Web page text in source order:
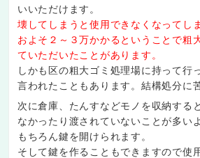
いいただけます。
壊してしまうと使用できなくなってし
およそ２～３万かかるということで粗
ていただいたことがあります。
しかも区の粗大ゴミ処理場に持って行
言われたこともあります。結構処分に
次に倉庫、たんすなどモノを収納する
なかったり渡されていないことが多い
もちろん鍵を開けられます。
そして鍵を作ることもできますので使